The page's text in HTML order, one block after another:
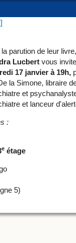
parution de leur livre,
Lucbert vous
17 janvier à 19h,
la Simone, libraire
et
et lanceur
:
e étage
5)